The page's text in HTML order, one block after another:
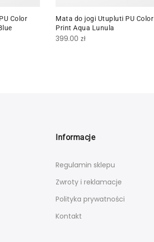
Color
Mata do jogi Utupluti PU Color
Print Aqua Lunula
399.00 zł
Informacje
Regulamin sklepu
Zwroty i reklamacje
Polityka prywatności
Kontakt